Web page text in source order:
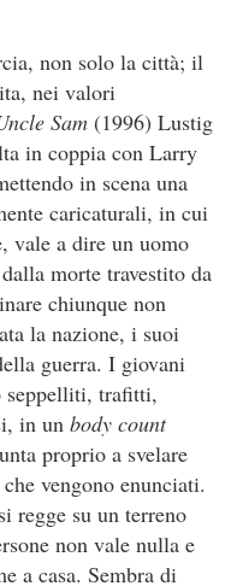
non solo la città; il
nei valori
Sam (1996) Lustig
in coppia con Larry
in scena una
caricaturali, in cui
vale a dire un uomo
morte travestito da
chiunque non
la nazione, i suoi
guerra. I giovani
seppelliti, trafitti,
in un body count
proprio a svelare
vengono enunciati.
regge su un terreno
non vale nulla e
a casa. Sembra di